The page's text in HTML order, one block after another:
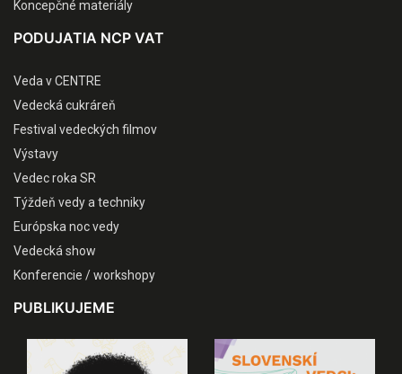
Koncepčné materiály
PODUJATIA NCP VAT
Veda v CENTRE
Vedecká cukráreň
Festival vedeckých filmov
Výstavy
Vedec roka SR
Týždeň vedy a techniky
Európska noc vedy
Vedecká show
Konferencie / workshopy
PUBLIKUJEME